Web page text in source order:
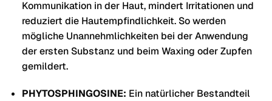
Kommunikation in der Haut, mindert Irritationen und
reduziert die Hautempfindlichkeit. So werden
mögliche Unannehmlichkeiten bei der Anwendung
der ersten Substanz und beim Waxing oder Zupfen
gemildert.
PHYTOSPHINGOSINE: Ein natürlicher Bestandteil